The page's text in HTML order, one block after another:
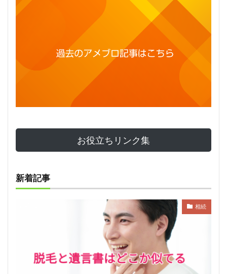
お役立ちリンク集
新着記事
相続